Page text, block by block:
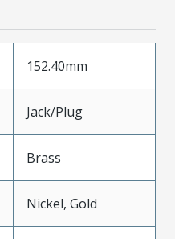
152.40mm
Jack/Plug
Brass
Nickel, Gold